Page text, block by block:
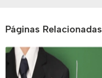
Páginas Relacionadas